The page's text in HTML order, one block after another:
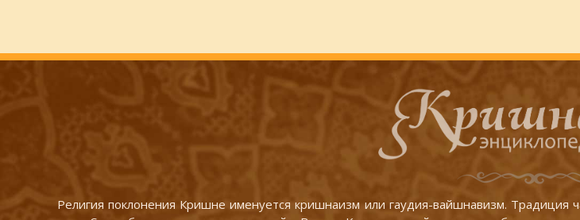
Религия поклонения Кришне именуется кришнаизм или гаудия-вайшнавизм.